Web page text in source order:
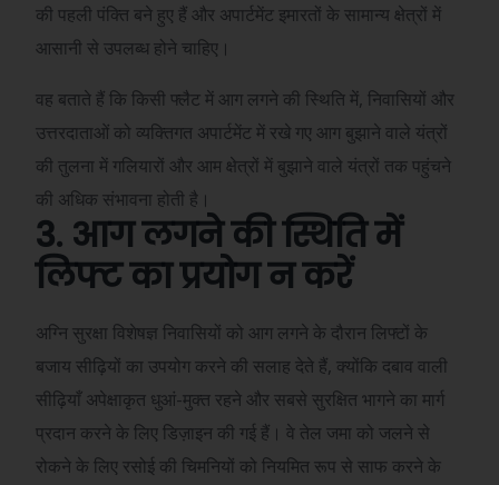
की पहली पंक्ति बने हुए हैं और अपार्टमेंट इमारतों के सामान्य क्षेत्रों में
आसानी से उपलब्ध होने चाहिए।
वह बताते हैं कि किसी फ्लैट में आग लगने की स्थिति में, निवासियों और
उत्तरदाताओं को व्यक्तिगत अपार्टमेंट में रखे गए आग बुझाने वाले यंत्रों
की तुलना में गलियारों और आम क्षेत्रों में बुझाने वाले यंत्रों तक पहुंचने
की अधिक संभावना होती है।
3. आग लगने की स्थिति में
लिफ्ट का प्रयोग न करें
अग्नि सुरक्षा विशेषज्ञ निवासियों को आग लगने के दौरान लिफ्टों के
बजाय सीढ़ियों का उपयोग करने की सलाह देते हैं, क्योंकि दबाव वाली
सीढ़ियाँ अपेक्षाकृत धुआं-मुक्त रहने और सबसे सुरक्षित भागने का मार्ग
प्रदान करने के लिए डिज़ाइन की गई हैं। वे तेल जमा को जलने से
रोकने के लिए रसोई की चिमनियों को नियमित रूप से साफ करने के